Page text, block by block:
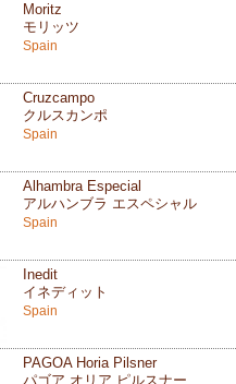
Moritz
モリッツ
Spain
Cruzcampo
クルスカンポ
Spain
Alhambra Especial
アルハンブラ エスペシャル
Spain
Inedit
イネディット
Spain
PAGOA Horia Pilsner
パゴア オリア ピルスナー